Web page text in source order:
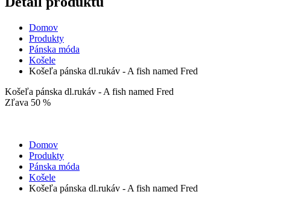
Domov
Produkty
Pánska móda
Košele
Košeľa pánska dl.rukáv - A fish named Fred
Košeľa pánska dl.rukáv - A fish named Fred
Zľava 50 %
Domov
Produkty
Pánska móda
Košele
Košeľa pánska dl.rukáv - A fish named Fred